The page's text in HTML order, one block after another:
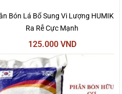
Bón Lá Bổ Sung Vi Lượng HUMIK
Ra Rễ Cực Mạnh
125.000 VND